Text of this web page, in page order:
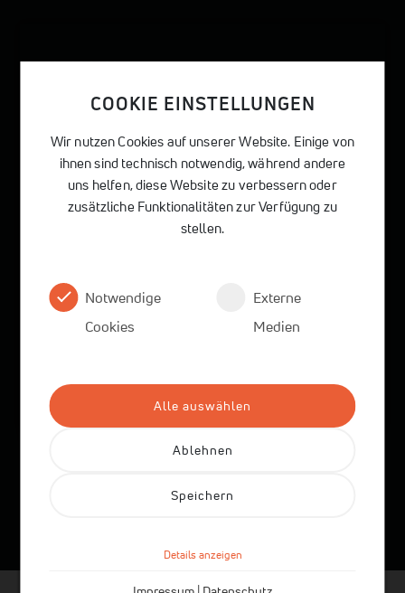
05.08.2026
Studienfahrt nach Riga
Vom 20. bis 24. Juli 2026 ging es für die
Jahrgangsstufe 12 mitsamt den
Lehrkräften Fr. Helmer, Fr. Huber und Hr.
Brodrick auf Studienfahrt nach Riga, in die
COOKIE EINSTELLUNGEN
Wir nutzen Cookies auf unserer Website. Einige von
ihnen sind technisch notwendig, während andere
uns helfen, diese Website zu verbessern oder
zusätzliche Funktionalitäten zur Verfügung zu
stellen.
Notwendige
Cookies
Externe
Medien
Alle auswählen
Ablehnen
Speichern
Details anzeigen